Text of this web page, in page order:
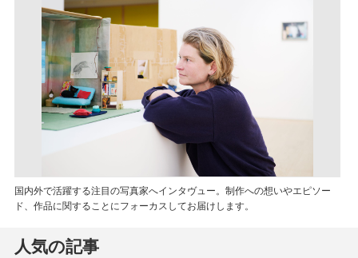
国内外で活躍する注目の写真家へインタヴュー。制作への想いやエピソー
ド、作品に関することにフォーカスしてお届けします。
人気の記事